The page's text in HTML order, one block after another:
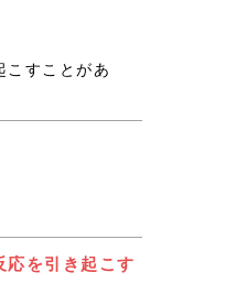
こすことがあ
応を引き起こす